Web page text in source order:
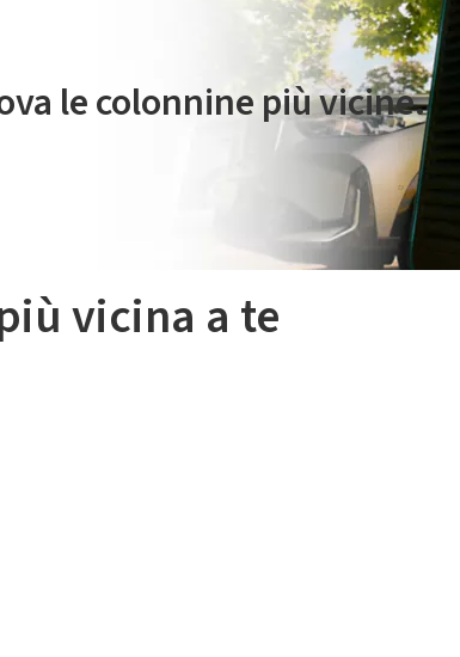
le colonnine più vicine.
vicina a te